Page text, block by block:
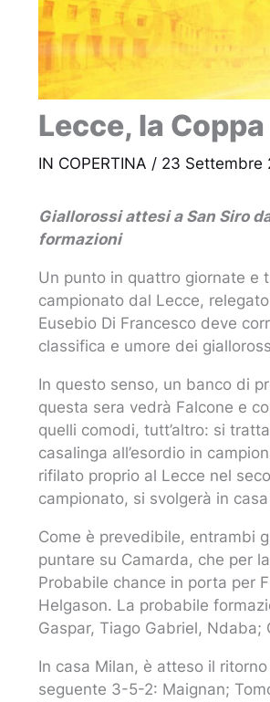
Lecce, la
IN COPERTINA / 23 Settembre
Giallorossi attesi a San Siro
formazioni
Un punto in quattro giornate e
campionato dal Lecce,
Eusebio Di Francesco deve
classifica e umore dei
In questo senso, un banco di
questa sera vedrà Falcone e
quelli comodi, tutt’altro: si
casalinga all’esordio in
rifilato proprio al Lecce nel
campionato, si svolgerà in
Come è prevedibile, entrambi
puntare su Camarda, che per
Probabile chance in porta per
Helgason. La probabile
Gaspar, Tiago Gabriel, Ndaba;
In casa Milan, è atteso il
seguente 3-5-2: Maignan;